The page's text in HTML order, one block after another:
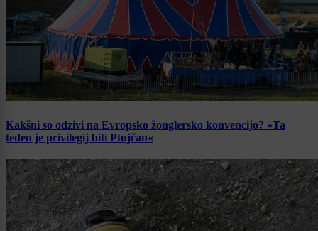
Kakšni so odzivi na Evropsko žonglersko konvencijo? »Ta
teden je privilegij biti Ptujčan«